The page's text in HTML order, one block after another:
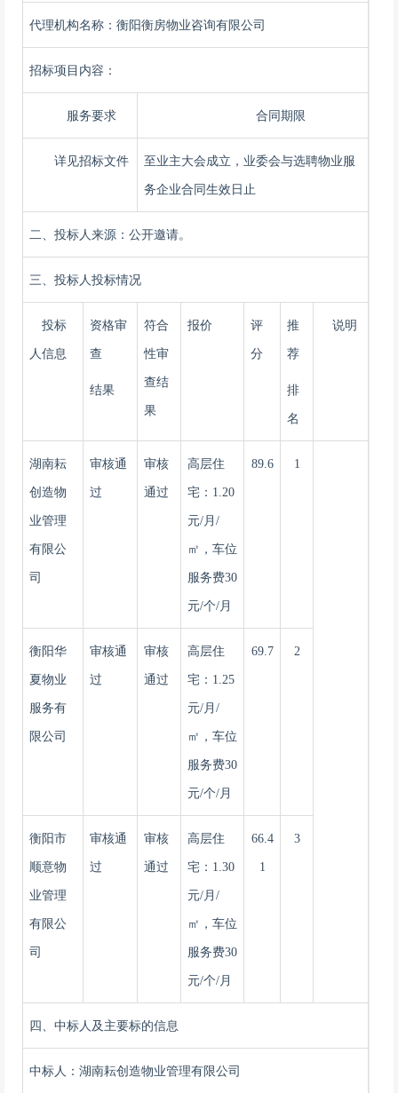
代理机构名称：衡阳衡房物业咨询有限公司
招标项目内容：
服务要求 合同期限
详见招标文件 至业主大会成立，业委会与选聘物业服
务企业合同生效日止
二、投标人来源：公开邀请。
三、 投标人投标情况
投标
人信息
资格审
查
结果
符合
性审
查结
果
报价 评
分
推
荐
排
名
说明
湖南耘
创造物
业管理
有限公
司
审核通
过
审核
通过
高层住
宅： 1.20
元/月/
㎡，车位
服务费30
元/个/月
89.6 1
衡阳华
夏物业
服务有
限公司
审核通
过
审核
通过
高层住
宅： 1.25
元/月/
㎡，车位
服务费30
元/个/月
69.7 2
衡阳市
顺意物
业管理
有限公
司
审核通
过
审核
通过
高层住
宅： 1.30
元/月/
㎡，车位
服务费30
元/个/月
66.4
1
3
四、中标人 及主要标的信息
中标人：湖南耘创造物业管理有限公司